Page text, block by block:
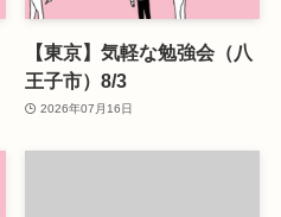
【東京】気軽な勉強会（八
王子市）8/3
2026年07月16日